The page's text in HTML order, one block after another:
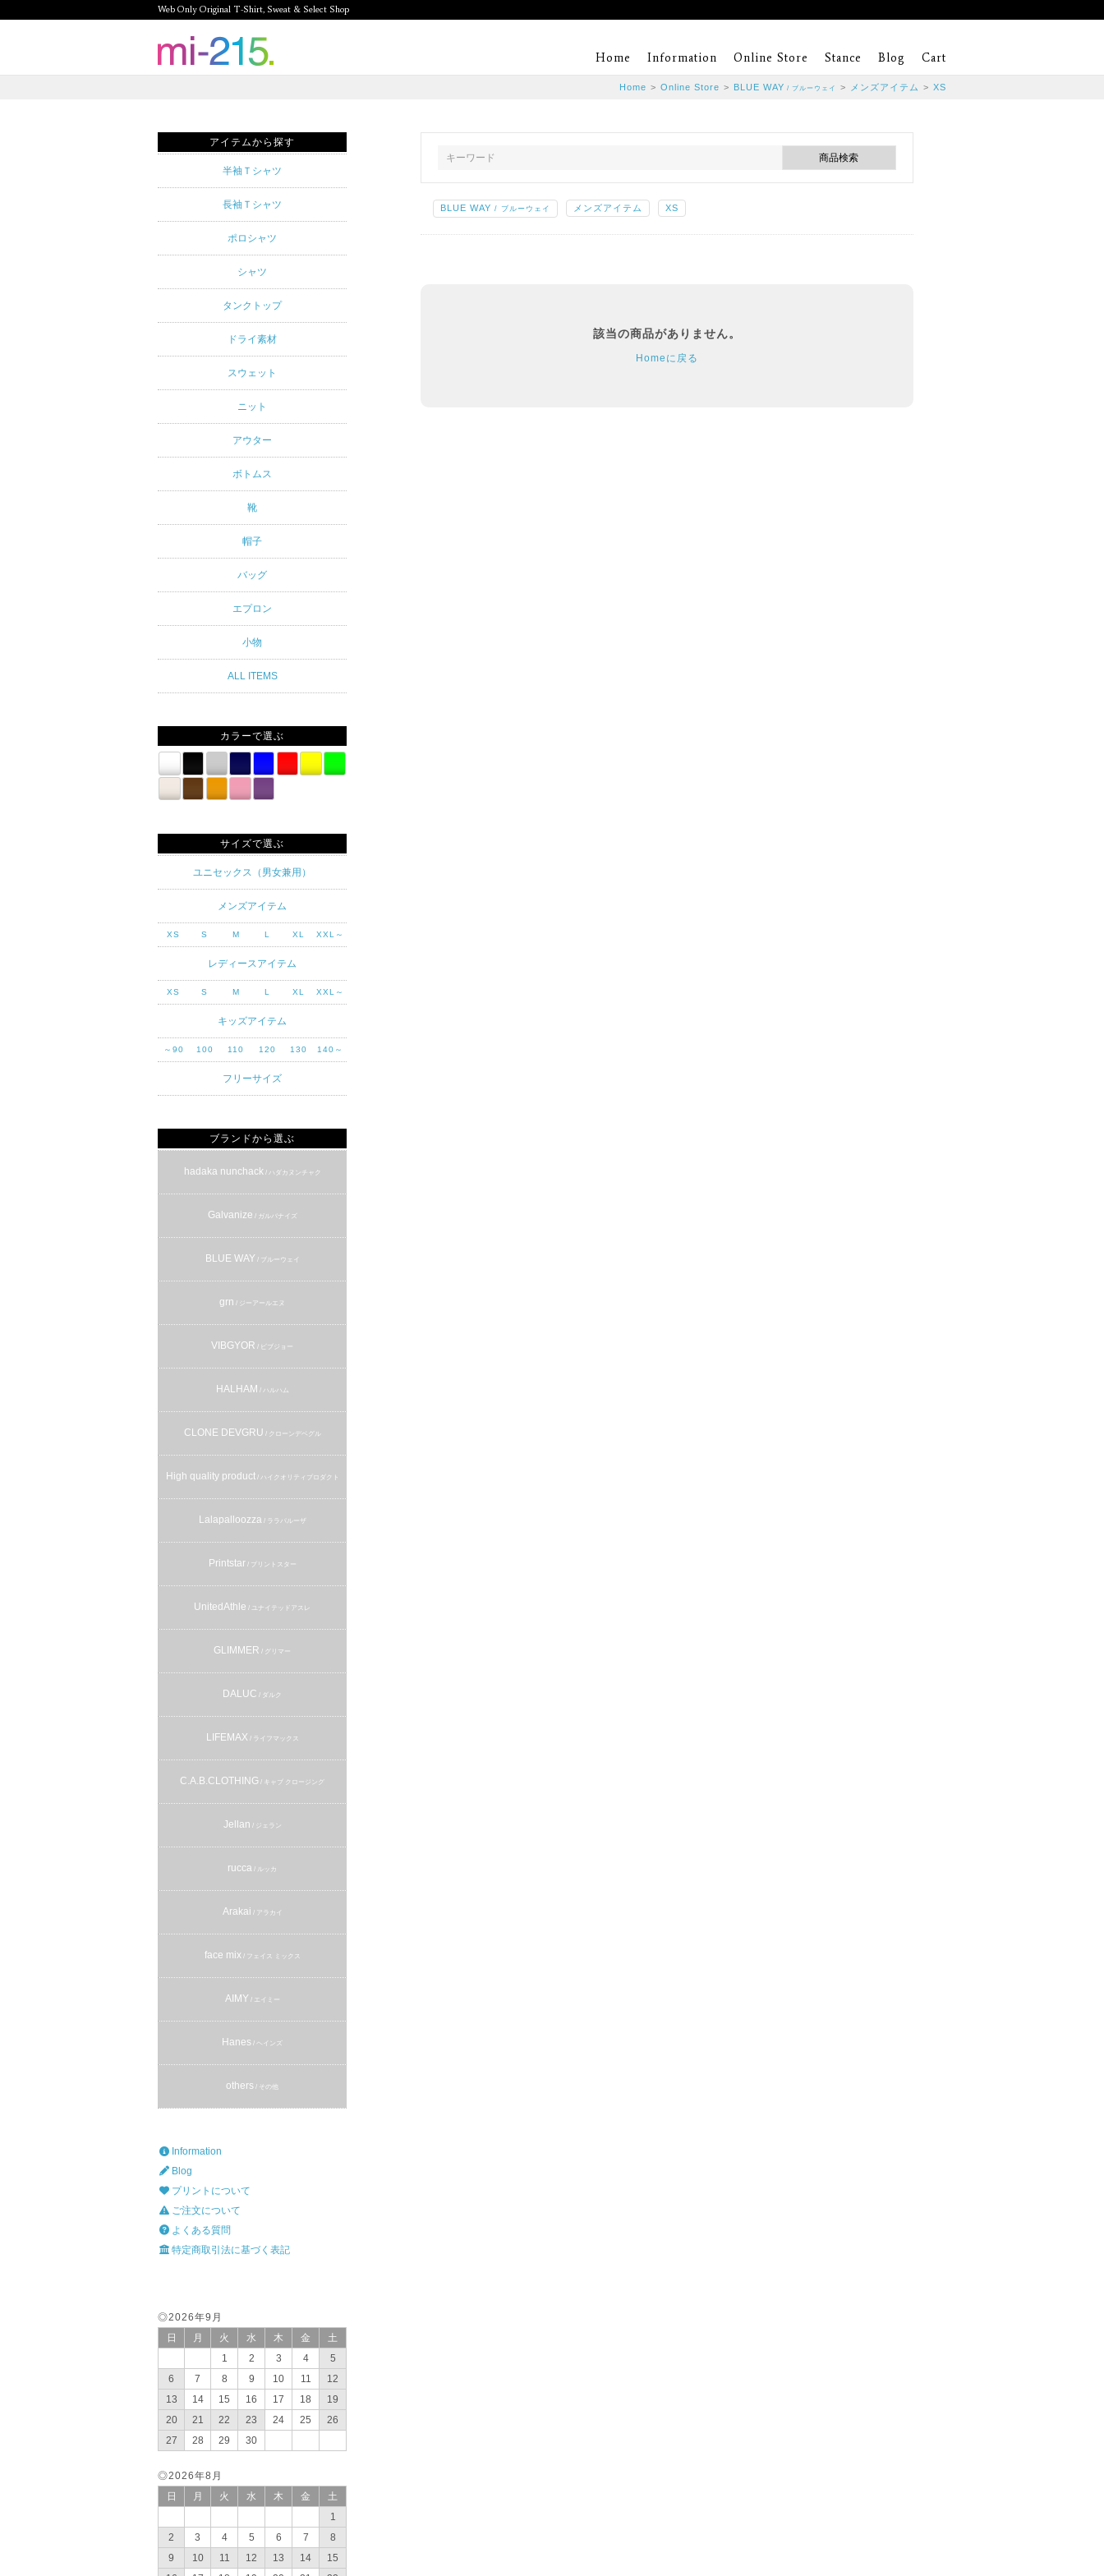
Web Only Original T-Shirt, Sweat & Select Shop
mi-215.
Original T-
Sweat &
Select
Shop mi-
215. Tシャ
ツを中心と
したカジュ
アルスタイ
ルブランド
専門通販
Home Information Online Store Stance Blog Cart
Home > Online Store > BLUE WAY / ブルーウェイ > メンズアイテム > XS
BLUE WAY / ブルーウェイ メンズアイテム XS
該当の商品がありません。
Homeに戻る
アイテムから探す
半袖Ｔシャツ
長袖Ｔシャツ
ポロシャツ
シャツ
タンクトップ
ドライ素材
スウェット
ニット
アウター
ボトムス
靴
帽子
バッグ
エプロン
小物
ALL ITEMS
カラーで選ぶ
サイズで選ぶ
ユニセックス（男女兼用）
メンズアイテム
XS S M L XL XXL～
レディースアイテム
XS S M L XL XXL～
キッズアイテム
～90 100 110 120 130 140～
フリーサイズ
ブランドから選ぶ
hadaka nunchack/ ハダカヌンチャク
Galvanize / ガルバナイズ
BLUE WAY / ブルーウェイ
grn / ジーアールエヌ
VIBGYOR / ビブジョー
HALHAM / ハルハム
CLONE DEVGRU / クローンデベグル
High quality product/ ハイクオリティプロダクト
Lalapalloozza/ ララパルーザ
Printstar / プリントスター
UnitedAthle / ユナイテッドアスレ
GLIMMER / グリマー
DALUC / ダルク
LIFEMAX / ライフマックス
C.A.B.CLOTHING / キャブ クロージング
Jellan / ジェラン
rucca / ルッカ
Arakai / アラカイ
face mix/ フェイス ミックス
AIMY / エイミー
Hanes / ヘインズ
others / その他
Information
Blog
プリントについて
ご注文について
よくある質問
特定商取引法に基づく表記
◎2026年9月
日
月 火 水 木 金
土
1
2 3 4
5
6
7 8 9 10 11
12
13
14 15 16 17 18
19
20
21 22 23 24 25
26
27
28 29 30
◎2026年8月
日
月 火 水 木 金
土
1
2
3 4 5 6 7
8
9
10 11 12 13 14
15